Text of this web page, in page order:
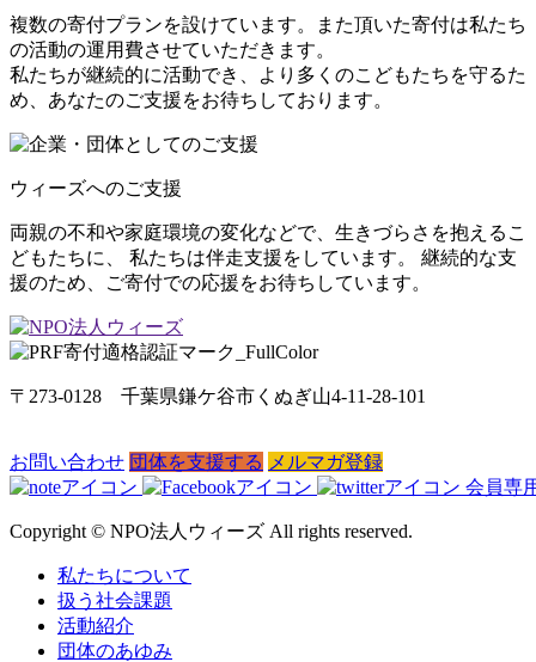
複数の寄付プランを設けています。また頂いた寄付は私たち
の活動の運用費させていただきます。
私たちが継続的に活動でき、より多くのこどもたちを守るた
め、あなたのご支援をお待ちしております。
ウィーズへのご支援
両親の不和や家庭環境の変化などで、生きづらさを抱えるこ
どもたちに、 私たちは伴走支援をしています。 継続的な支
援のため、ご寄付での応援をお待ちしています。
〒273-0128 千葉県鎌ケ谷市くぬぎ山4-11-28-101
お問い合わせ 団体を支援する メルマガ登録
会員専
Copyright © NPO法人ウィーズ All rights reserved.
私たちについて
扱う社会課題
活動紹介
団体のあゆみ